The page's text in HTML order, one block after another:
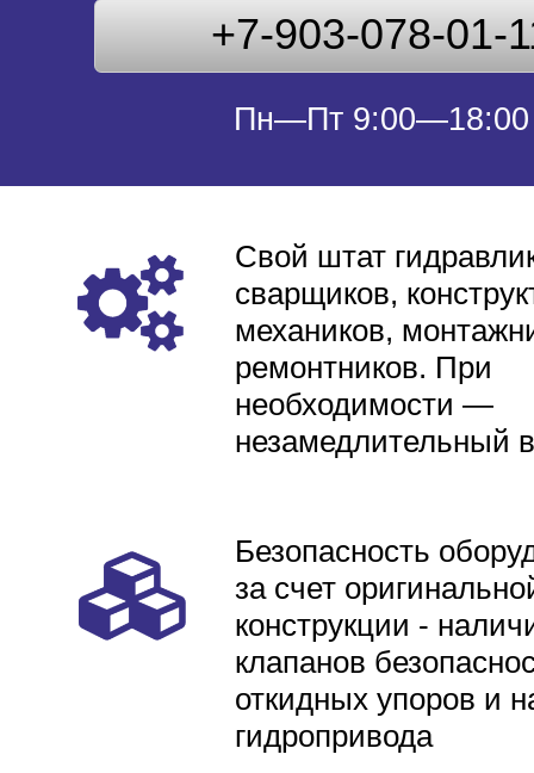
+7-903-078-01-
Пн—Пт 9:00—18:00
Свой штат
сварщиков,
механиков,
ремонтников. При
необходимости —
незамедлительный
Безопасность
за счет
конструкции -
клапанов
откидных упоров и
гидропривода